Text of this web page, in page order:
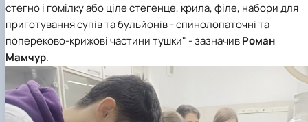
стегно і гомілку або ціле стегенце, крила, філе, набори для
приготування супів та бульйонів - спинолопаточні та
попереково-крижові частини тушки" -зазначивРоман
Мамчур.